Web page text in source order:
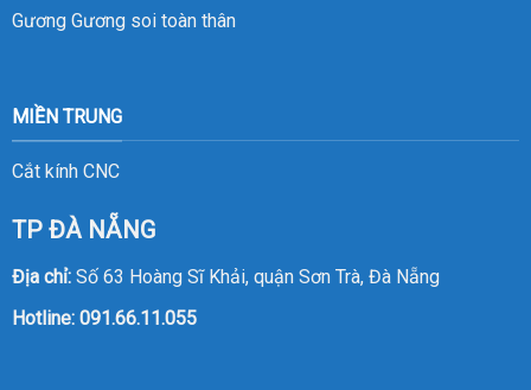
Gương Gương soi toàn thân
MIỀN TRUNG
Cắt kính CNC
TP ĐÀ NẴNG
Địa chỉ:Số 63 Hoàng Sĩ Khải, quận Sơn Trà, Đà Nẵng
Hotline: 091.66.11.055